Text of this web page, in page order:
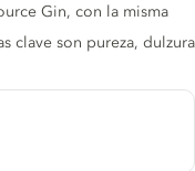
Gin, con la misma
clave son pureza, dulzura